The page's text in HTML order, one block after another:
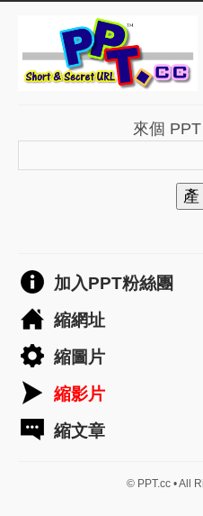
來個 PPT
加入PPT粉絲團
縮網址
縮圖片
縮影片
縮文章
© PPT.cc • All